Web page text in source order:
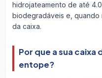
hidrojateamento de até
biodegradáveis e, quando
da caixa.
Por que a sua caixa
entope?